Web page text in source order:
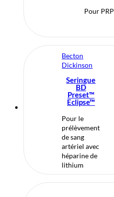
Pour PRP
Becton
Dickinson
Seringue
BD
Preset™
Eclipse™
Pour le
prélèvement
de sang
artériel avec
héparine de
lithium